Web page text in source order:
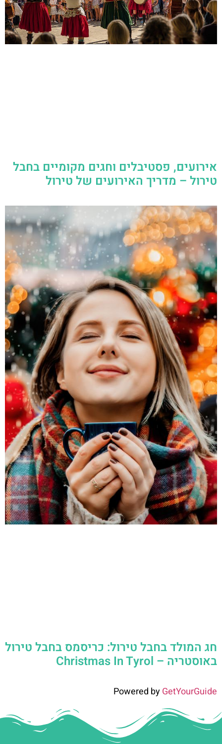
אירועים, פסטיבלים וחגים מקומיים בחבל
טירול – מדריך האירועים של טירול
חג המולד בחבל טירול: כריסמס בחבל טירול
באוסטריה – Christmas In Tyrol
Powered byGetYourGuide